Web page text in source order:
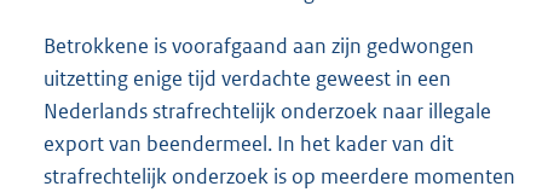
Betrokkene is voorafgaand aan zijn gedwongen
uitzetting enige tijd verdachte geweest in een
Nederlands strafrechtelijk onderzoek naar illegale
export van beendermeel. In het kader van dit
strafrechtelijk onderzoek is op meerdere momenten